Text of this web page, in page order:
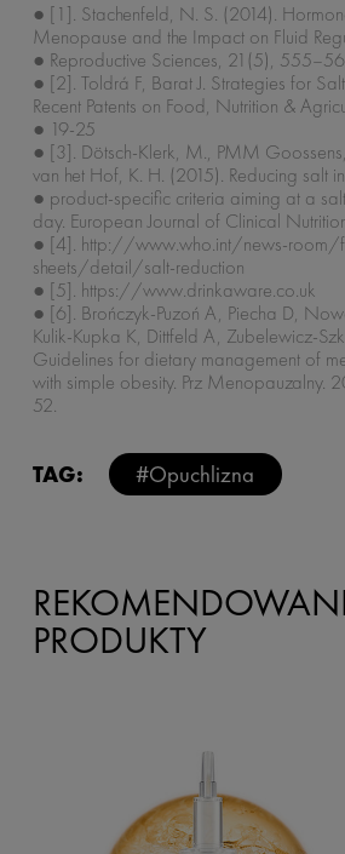
● [1]. Stachenfeld, N. S. (2014).
Menopause and the Impact on Fluid
● Reproductive Sciences, 21(5),
● [2]. Toldrá F, Barat J. Strategies for
Recent Patents on Food, Nutrition &
● 19-25
● [3]. Dötsch-Klerk, M., PMM
van het Hof, K. H. (2015). Reducing salt
● product-specific criteria aiming at a
day. European Journal of Clinical
● [4]. http://www.who.int/news-room/
sheets/detail/salt-reduction
● [5]. https://www.drinkaware.co.uk
● [6]. Brończyk-Puzoń A, Piecha D,
Kulik-Kupka K, Dittfeld A, Zubelewicz-
Guidelines for dietary management of
with simple obesity. Prz Menopauzalny.
52.
TAG: #Opuchlizna
PRODUKTY